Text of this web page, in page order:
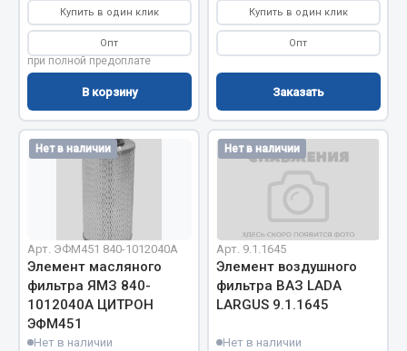
Сцепление
Показать ещё
Весь раздел
Запчасти SHAANXI (SHACMAN)
Система питания
Тормозная система
Колеса и шины
Система охлаждения
Подвеска
Кабина
Оперение кабины
Купить в один клик
Опт
при полной предоплате
В корзину
Купить в один клик
Опт
Заказать
Нет в наличии
Арт. ЭФМ451 840-1012040А
Элемент масляного
фильтра ЯМЗ 840-
1012040А ЦИТРОН
ЭФМ451
Нет в наличии
Нет в наличии
Арт. 9.1.1645
Элемент воздушного
фильтра ВАЗ LADA
LARGUS 9.1.1645
Нет в наличии